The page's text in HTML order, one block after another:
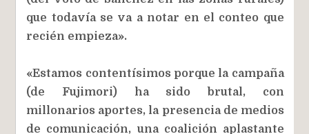
que todavía se va a notar en el conteo que
recién empieza».
«Estamos contentísimos porque la campaña
(de Fujimori) ha sido brutal, con
millonarios aportes, la presencia de medios
de comunicación, una coalición aplastante